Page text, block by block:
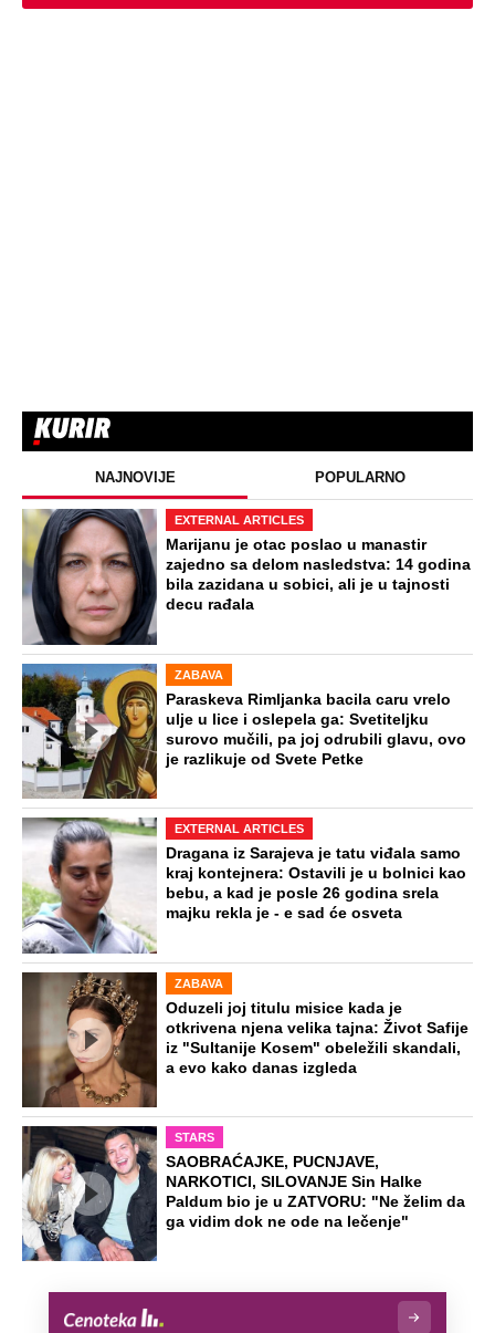
NAJNOVIJE POPULARNO
EXTERNAL ARTICLES
Marijanu je otac poslao u manastir
zajedno sa delom nasledstva: 14 godina
bila zazidana u sobici, ali je u tajnosti
decu rađala
ZABAVA
Paraskeva Rimljanka bacila caru vrelo
ulje u lice i oslepela ga: Svetiteljku
surovo mučili, pa joj odrubili glavu, ovo
je razlikuje od Svete Petke
EXTERNAL ARTICLES
Dragana iz Sarajeva je tatu viđala samo
kraj kontejnera: Ostavili je u bolnici kao
bebu, a kad je posle 26 godina srela
majku rekla je - e sad će osveta
ZABAVA
Oduzeli joj titulu misice kada je
otkrivena njena velika tajna: Život Safije
iz "Sultanije Kosem" obeležili skandali,
a evo kako danas izgleda
STARS
SAOBRAĆAJKE, PUCNJAVE,
NARKOTICI, SILOVANJE Sin Halke
Paldum bio je u ZATVORU: "Ne želim da
ga vidim dok ne ode na lečenje"